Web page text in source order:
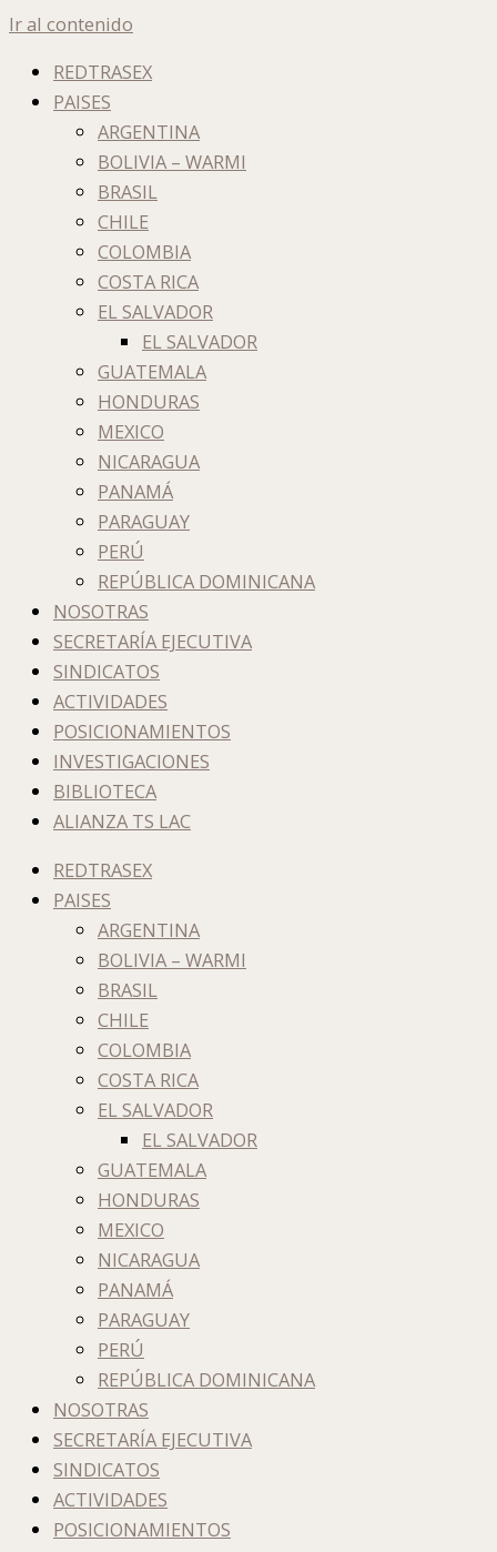
Ir al contenido
REDTRASEX
PAISES
ARGENTINA
BOLIVIA – WARMI
BRASIL
CHILE
COLOMBIA
COSTA RICA
EL SALVADOR
EL SALVADOR
GUATEMALA
HONDURAS
MEXICO
NICARAGUA
PANAMÁ
PARAGUAY
PERÚ
REPÚBLICA DOMINICANA
NOSOTRAS
SECRETARÍA EJECUTIVA
SINDICATOS
ACTIVIDADES
POSICIONAMIENTOS
INVESTIGACIONES
BIBLIOTECA
ALIANZA TS LAC
REDTRASEX
PAISES
ARGENTINA
BOLIVIA – WARMI
BRASIL
CHILE
COLOMBIA
COSTA RICA
EL SALVADOR
EL SALVADOR
GUATEMALA
HONDURAS
MEXICO
NICARAGUA
PANAMÁ
PARAGUAY
PERÚ
REPÚBLICA DOMINICANA
NOSOTRAS
SECRETARÍA EJECUTIVA
SINDICATOS
ACTIVIDADES
POSICIONAMIENTOS